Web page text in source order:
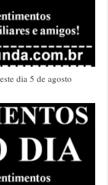
dia 5 de agosto